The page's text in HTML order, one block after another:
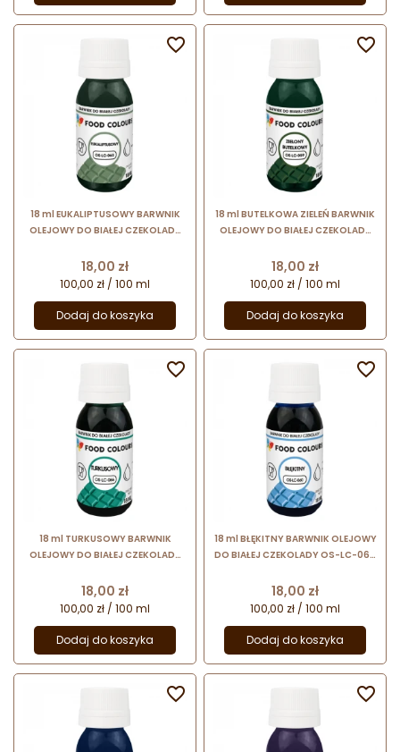
18 ml EUKALIPTUSOWY BARWNIK
OLEJOWY DO BIAŁEJ CZEKOLADY
barwnik spożywczy w formie
emulsji
Cena
18,00 zł
100,00 zł / 100 ml
Dodaj do koszyka

18 ml BUTELKOWA ZIELEŃ BARWNIK
OLEJOWY DO BIAŁEJ CZEKOLADY
barwnik spożywczy w formie
emulsji
Cena
18,00 zł
100,00 zł / 100 ml
Dodaj do koszyka

18 ml TURKUSOWY BARWNIK
OLEJOWY DO BIAŁEJ CZEKOLADY
barwnik spożywczy w formie
emulsji
Cena
18,00 zł
100,00 zł / 100 ml
Dodaj do koszyka

18 ml BŁĘKITNY BARWNIK OLEJOWY
DO BIAŁEJ CZEKOLADY OS-LC-060
spożywczy w formie emulsji
Cena
18,00 zł
100,00 zł / 100 ml
Dodaj do koszyka

 